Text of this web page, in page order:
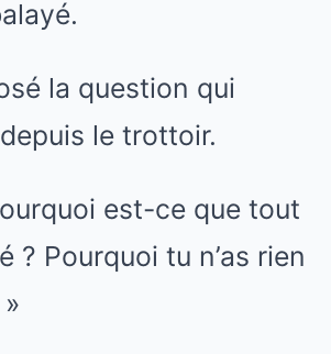
la question qui
le trottoir.
est-ce que tout
? Pourquoi tu n’as rien